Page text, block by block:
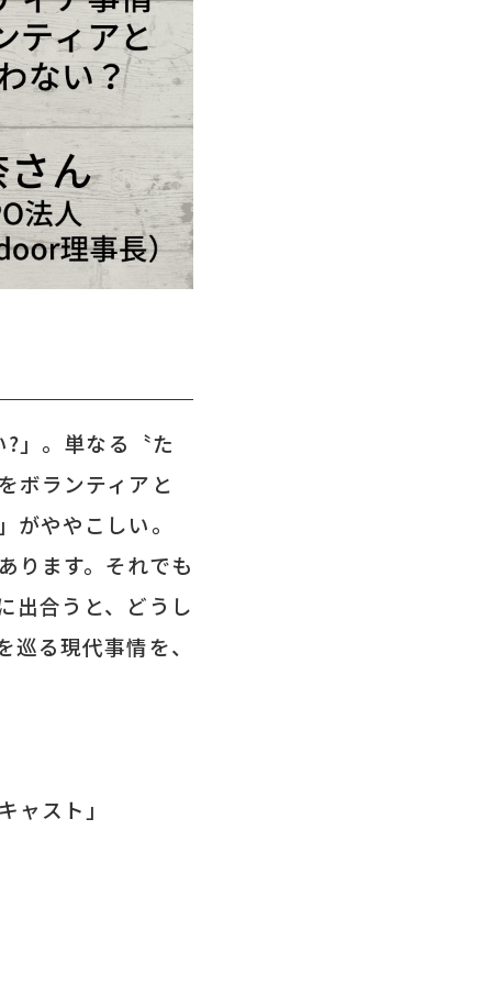
」。単なる〝た
ボランティアと
ややこしい。
ります。それでも
出合うと、どうし
る現代事情を、
スト」